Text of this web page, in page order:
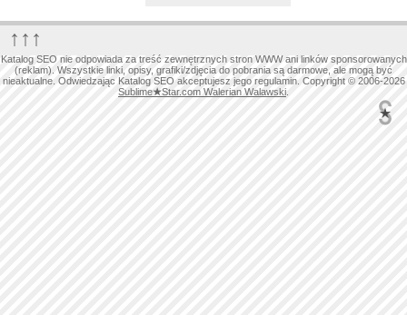
↑↑↑
Katalog SEO nie odpowiada za treść zewnętrznych stron WWW ani linków sponsorowanych
(reklam). Wszystkie linki, opisy, grafiki/zdjęcia do pobrania są darmowe, ale mogą być
nieaktualne. Odwiedzając Katalog SEO akceptujesz jego regulamin. Copyright © 2006-2026
Sublime★Star.com Walerian Walawski